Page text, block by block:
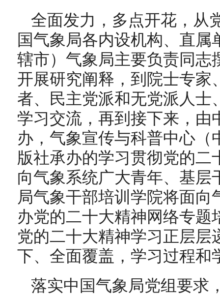
全面发力，多点开花，从
国气象局各内设机构、直
辖市）气象局主要负责同志
开展研究阐释，到院士专家
者、民主党派和无党派人士
学习交流，再到接下来，由
办，气象宣传与科普中心（
版社承办的学习贯彻党的二
向气象系统广大青年、基层
局气象干部培训学院将面
办党的二十大精神网络专题
党的二十大精神学习正层层
下、全面覆盖，学习过程和
落实中国气象局党组要求